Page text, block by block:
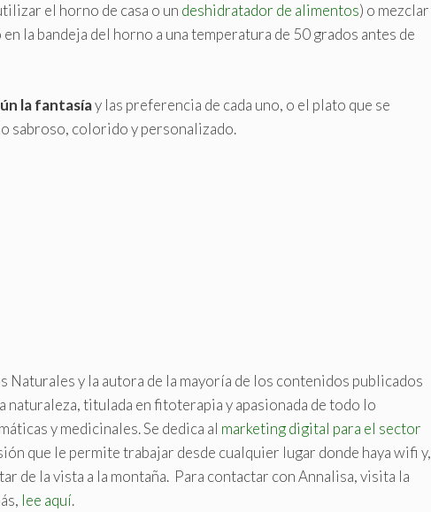
el horno de casa o un deshidratador de alimentos) o mezclar
la bandeja del horno a una temperatura de 50 grados antes de
la fantasíay las preferencia de cada uno, o el plato que se
sabroso, colorido y personalizado.
Naturales y la autora de la mayoría de los contenidos publicados
naturaleza, titulada en fitoterapia y apasionada de todo lo
y medicinales. Se dedica al marketing digital para el sector
que le permite trabajar desde cualquier lugar donde haya wifi y,
de la vista a la montaña. Para contactar con Annalisa, visita la
lee aquí.